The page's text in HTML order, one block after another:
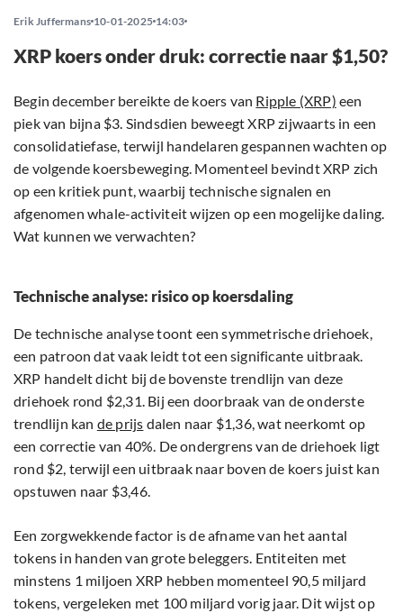
Erik Juffermans 10-01-2025 14:03
XRP koers onder druk: correctie naar $1,50?
Begin december bereikte de koers van Ripple (XRP) een
piek van bijna $3. Sindsdien beweegt XRP zijwaarts in een
consolidatiefase, terwijl handelaren gespannen wachten op
de volgende koersbeweging. Momenteel bevindt XRP zich
op een kritiek punt, waarbij technische signalen en
afgenomen whale-activiteit wijzen op een mogelijke daling.
Wat kunnen we verwachten?
Technische analyse: risico op koersdaling
De technische analyse toont een symmetrische driehoek,
een patroon dat vaak leidt tot een significante uitbraak.
XRP handelt dicht bij de bovenste trendlijn van deze
driehoek rond $2,31. Bij een doorbraak van de onderste
trendlijn kan de prijs dalen naar $1,36, wat neerkomt op
een correctie van 40%. De ondergrens van de driehoek ligt
rond $2, terwijl een uitbraak naar boven de koers juist kan
opstuwen naar $3,46.
Een zorgwekkende factor is de afname van het aantal
tokens in handen van grote beleggers. Entiteiten met
minstens 1 miljoen XRP hebben momenteel 90,5 miljard
tokens, vergeleken met 100 miljard vorig jaar. Dit wijst op